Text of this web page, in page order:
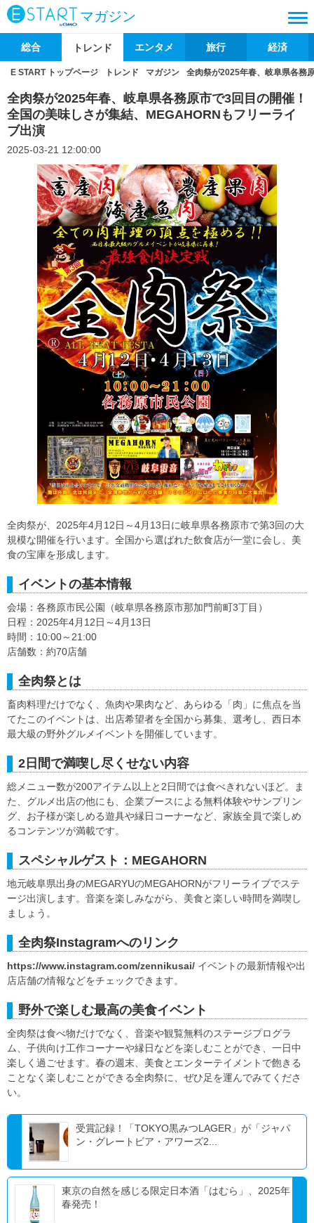
マガジン
総合 トレンド エンタメ 旅行 経済
E START トップページ トレンド マガジン 全肉祭が2025年春、岐阜県各務
全肉祭が2025年春、岐阜県各務原市で3回目の開催！
全国の美味しさが集結、MEGAHORNもフリーライ
ブ出演
2025-03-21 12:00:00
全肉祭が、2025年4月12日～4月13日に岐阜県各務原市で第3回の大
規模な開催を行います。全国から選ばれた飲食店が一堂に会し、美
食の宝庫を形成します。
イベントの基本情報
会場：各務原市民公園（岐阜県各務原市那加門前町3丁目）
日程：2025年4月12日～4月13日
時間：10:00～21:00
店舗数：約70店舗
全肉祭とは
畜肉料理だけでなく、魚肉や果肉など、あらゆる「肉」に焦点を当
てたこのイベントは、出店希望者を全国から募集、選考し、西日本
最大級の野外グルメイベントを開催しています。
2日間で満喫し尽くせない内容
総メニュー数が200アイテム以上と2日間では食べきれないほど。ま
た、グルメ出店の他にも、企業ブースによる無料体験やサンプリン
グ、お子様が楽しめる遊具や縁日コーナーなど、家族全員で楽しめ
るコンテンツが満載です。
スペシャルゲスト：MEGAHORN
地元岐阜県出身のMEGARYUのMEGAHORNがフリーライブでステ
ージ出演します。音楽を楽しみながら、美食と楽しい時間を満喫し
ましょう。
全肉祭Instagramへのリンク
https://www.instagram.com/zennikusai/ イベントの最新情報や出
店店舗の情報などをチェックできます。
野外で楽しむ最高の美食イベント
全肉祭は食べ物だけでなく、音楽や観覧無料のステージプログラ
ム、子供向け工作コーナーや縁日などを楽しむことができ、一日中
楽しく過ごせます。春の週末、美食とエンターテイメントで飽きる
ことなく楽しむことができる全肉祭に、ぜひ足を運んでみてくださ
い。
受賞記録！「TOKYO黒みつLAGER」が「ジャパ
ン・グレートビア・アワーズ2...
東京の自然を感じる限定日本酒「はむら」、2025年
春発売！